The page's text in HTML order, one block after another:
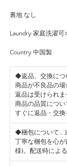
裏地 なし
Laundry 家庭洗濯可
Country 中国製
◆返品、交換につ
商品が不良品の
返品は受けられま
商品の品質につ
すぐに返品・交換
◆梱包について…
丁寧な梱包を心
様)。配送時によ